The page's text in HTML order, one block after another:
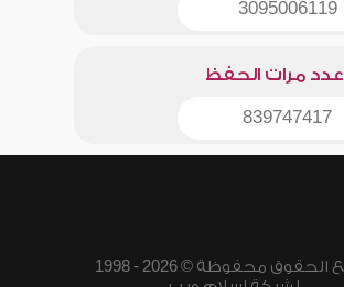
3095006119
عدد مرات الحفظ
839747417
جميع الحقوق محفوظة © 2026 - 1998